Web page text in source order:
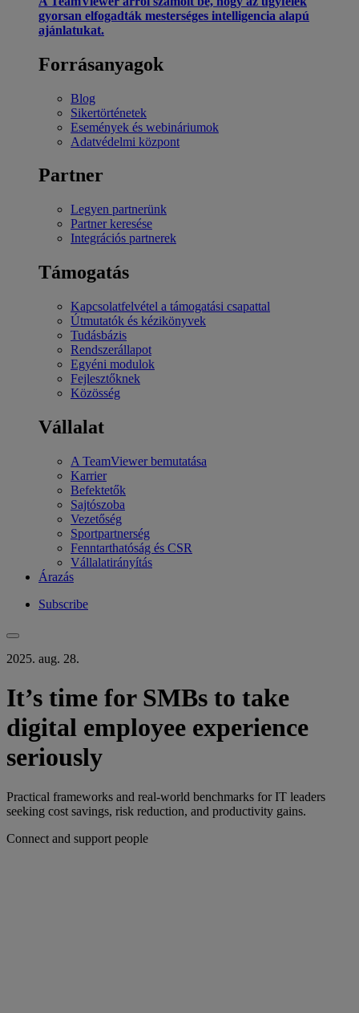
gyorsan elfogadták mesterséges intelligencia alapú
ajánlatukat.
Forrásanyagok
Blog
Sikertörténetek
Események és webináriumok
Adatvédelmi központ
Partner
Legyen partnerünk
Partner keresése
Integrációs partnerek
Támogatás
Kapcsolatfelvétel a támogatási csapattal
Útmutatók és kézikönyvek
Tudásbázis
Rendszerállapot
Egyéni modulok
Fejlesztőknek
Közösség
Vállalat
A TeamViewer bemutatása
Karrier
Befektetők
Sajtószoba
Vezetőség
Sportpartnerség
Fenntarthatóság és CSR
Vállalatirányítás
Árazás
Subscribe
2025. aug. 28.
It’s time for SMBs to take
digital employee experience
seriously
Practical frameworks and real-world benchmarks for IT leaders
seeking cost savings, risk reduction, and productivity gains.
Connect and support people